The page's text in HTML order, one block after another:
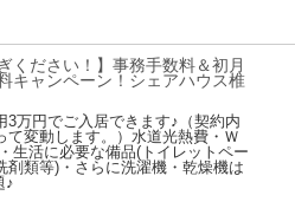
ください！】事務手数料＆初月
キャンペーン！シェアハウス椎
3万円でご入居できます♪（契約内
て変動します。）水道光熱費・Ｗ
生活に必要な備品(トイレットペー
剤類等)・さらに洗濯機・乾燥機は
♪